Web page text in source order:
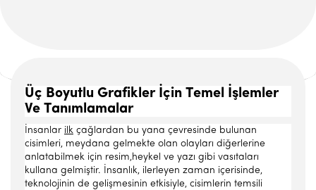
Üç Boyutlu Grafikler İçin Temel İşlemler
Ve Tanımlamalar
İnsanlar ilk çağlardan bu yana çevresinde bulunan
cisimleri, meydana gelmekte olan olayları diğerlerine
anlatabilmek için resim,heykel ve yazı gibi vasıtaları
kullana gelmiştir. İnsanlık, ilerleyen zaman içerisinde,
teknolojinin de gelişmesinin etkisiyle, cisimlerin temsili